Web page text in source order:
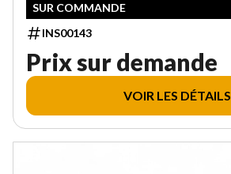
SUR COMMANDE
INS00143
Prix sur demande
VOIR LES DÉTAILS